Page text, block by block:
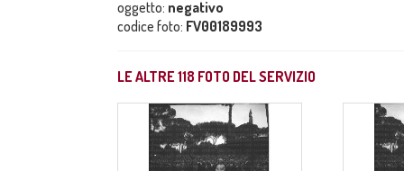
oggetto: negativo
codice foto: FV00189993
LE ALTRE118 FOTO DEL SERVIZIO